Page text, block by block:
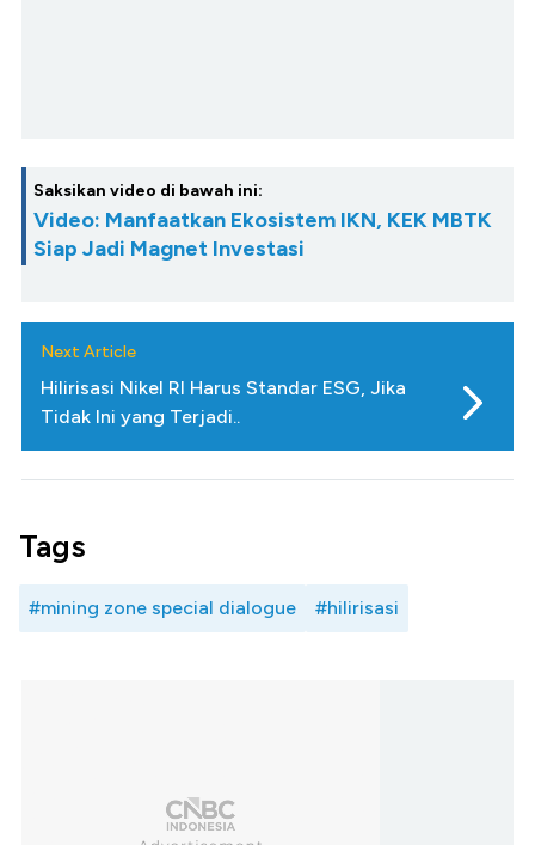
Saksikan video di bawah ini:
Video: Manfaatkan Ekosistem IKN, KEK MBTK
Siap Jadi Magnet Investasi
Next Article
Hilirisasi Nikel RI Harus Standar ESG, Jika
Tidak Ini yang Terjadi..
Tags
#mining zone special dialogue #hilirisasi